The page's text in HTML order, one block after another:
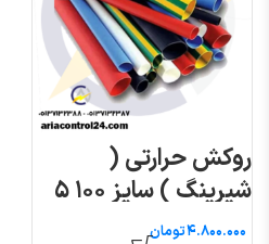
روکش حرارتی (
شیرینگ ) سایز ۱۰۰ ۵
متری
تومان